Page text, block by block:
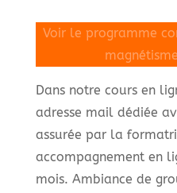
Voir le programme
Dans notre cours en
adresse mail dédiée
assurée par la
accompagnement en
mois. Ambiance de